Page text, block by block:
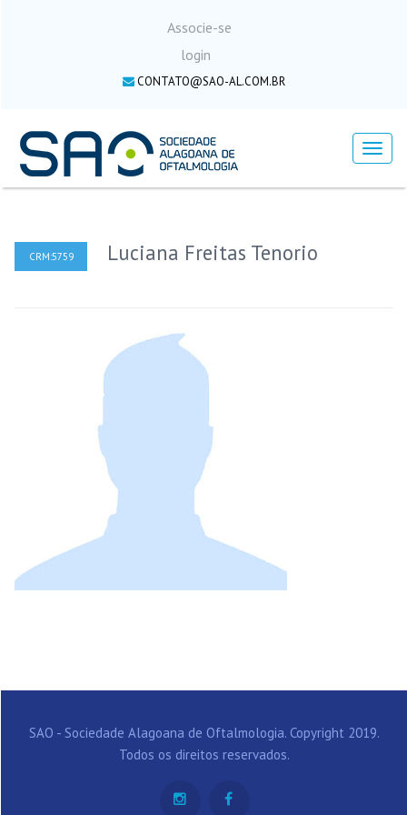
Associe-se
login
CONTATO@SAO-AL.COM.BR
Menu
CRM:5759 Luciana Freitas Tenorio
SAO - Sociedade Alagoana de Oftalmologia. Copyright 2019.
Todos os direitos reservados.